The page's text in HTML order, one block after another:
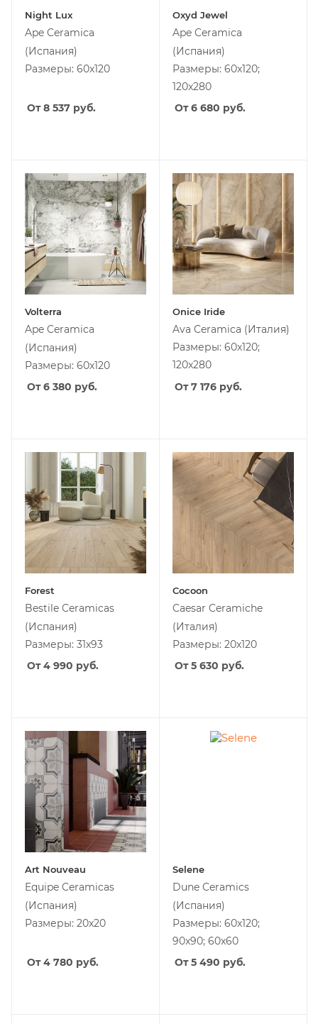
Night Lux
Ape Ceramica
(Испания)
Размеры: 60x120
От 8 537 руб.
Oxyd Jewel
Ape Ceramica
(Испания)
Размеры: 60x120;
120x280
От 6 680 руб.
Volterra
Ape Ceramica
(Испания)
Размеры: 60x120
От 6 380 руб.
Onice Iride
Ava Ceramica (Италия)
Размеры: 60x120;
120x280
От 7 176 руб.
Forest
Bestile Ceramicas
(Испания)
Размеры: 31x93
От 4 990 руб.
Cocoon
Caesar Ceramiche
(Италия)
Размеры: 20x120
От 5 630 руб.
Art Nouveau
Equipe Ceramicas
(Испания)
Размеры: 20x20
От 4 780 руб.
Selene
Dune Ceramics
(Испания)
Размеры: 60x120;
90x90; 60x60
От 5 490 руб.